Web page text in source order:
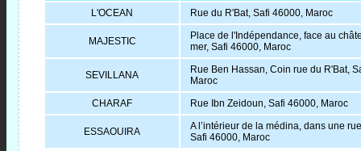
L'OCEAN
Rue du R'Bat, Safi 46000, Maroc
MAJESTIC
Place de l'Indépendance, face au
mer, Safi 46000, Maroc
SEVILLANA
Rue Ben Hassan, Coin rue du R'Bat,
Maroc
CHARAF
Rue Ibn Zeidoun, Safi 46000, Maroc
ESSAOUIRA
A l’intérieur de la médina, dans une
Safi 46000, Maroc